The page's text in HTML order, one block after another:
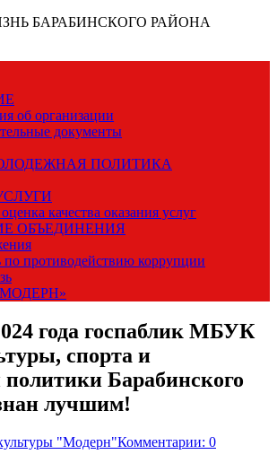
БАРАБИНСКОГО РАЙОНА
об организации
документы
ПОЛИТИКА
качества оказания услуг
ОБЪЕДИНЕНИЯ
по противодействию коррупции
года госпаблик МБУК
спорта и
Барабинского
лучшим!
"Модерн"Комментарии: 0